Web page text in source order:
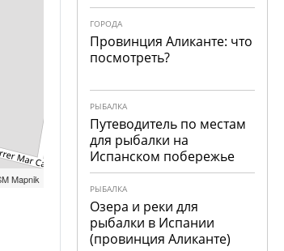
Mapnik
ГОРОДА
Провинция Аликанте: что
посмотреть?
РЫБАЛКА
Путеводитель по местам
для рыбалки на
Испанском побережье
РЫБАЛКА
Озера и реки для
рыбалки в Испании
(провинция Аликанте)